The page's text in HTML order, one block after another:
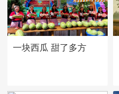
一块西瓜 甜了多方